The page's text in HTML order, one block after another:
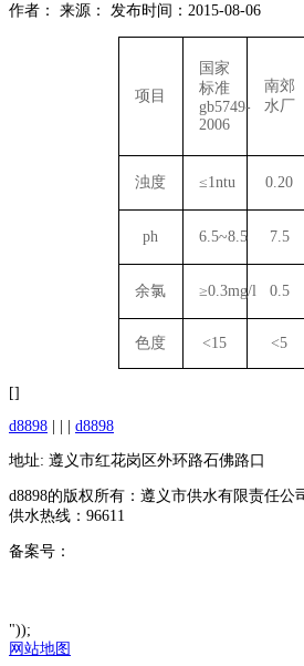
作者： 来源： 发布时间：2015-08-06
项目
国家
标准
gb5749-
2006
南郊
水厂
浊度 ≤1ntu 0.20
ph 6.5~8.5 7.5
余氯 ≥0.3mg/l 0.5
色度 <15 <5
[]
d8898 | | | d8898
地址: 遵义市红花岗区外环路石佛路口
d8898的版权所有：遵义市供水有限责任公
供水热线：96611
备案号：
"));
网站地图